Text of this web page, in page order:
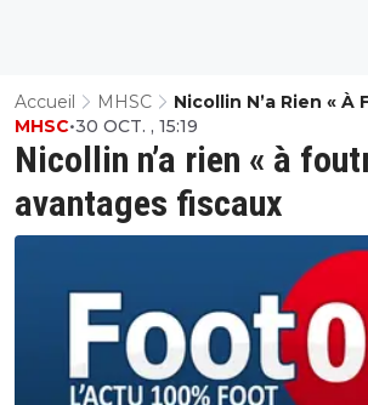
Accueil MHSC
Nicollin N’a Rien «
Fiscaux
Nicollin n’a rien « à
avantages fiscaux
MHSC•30 OCT. , 15:19